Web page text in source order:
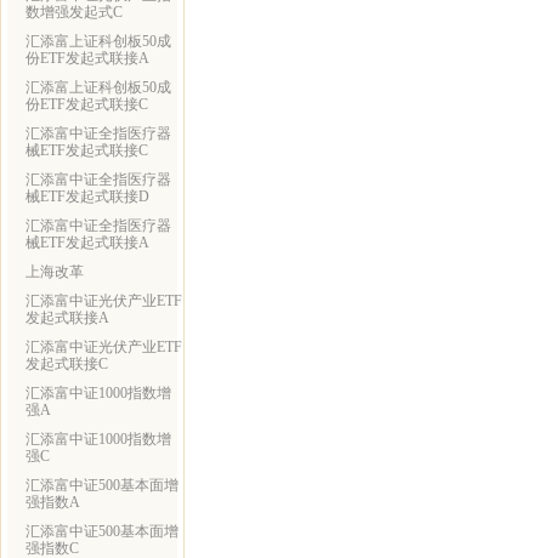
数增强发起式C
汇添富上证科创板50成
份ETF发起式联接A
汇添富上证科创板50成
份ETF发起式联接C
汇添富中证全指医疗器
械ETF发起式联接C
汇添富中证全指医疗器
械ETF发起式联接D
汇添富中证全指医疗器
械ETF发起式联接A
上海改革
汇添富中证光伏产业ETF
发起式联接A
汇添富中证光伏产业ETF
发起式联接C
汇添富中证1000指数增
强A
汇添富中证1000指数增
强C
汇添富中证500基本面增
强指数A
汇添富中证500基本面增
强指数C